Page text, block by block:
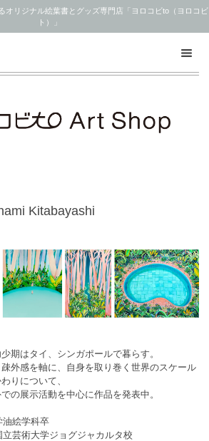
オリジナル絵葉書とグッズ専門店「ヨロコビto（ヨロコビ
ト）」
Kitabayashi
期はタイ、シンガポールで暮らす。
外感を軸に、自身を取り巻く世界のスケール
りについて、
の展示活動を中心に作品を発表中。
絵学科卒
芸術大学ジョグジャカルタ校